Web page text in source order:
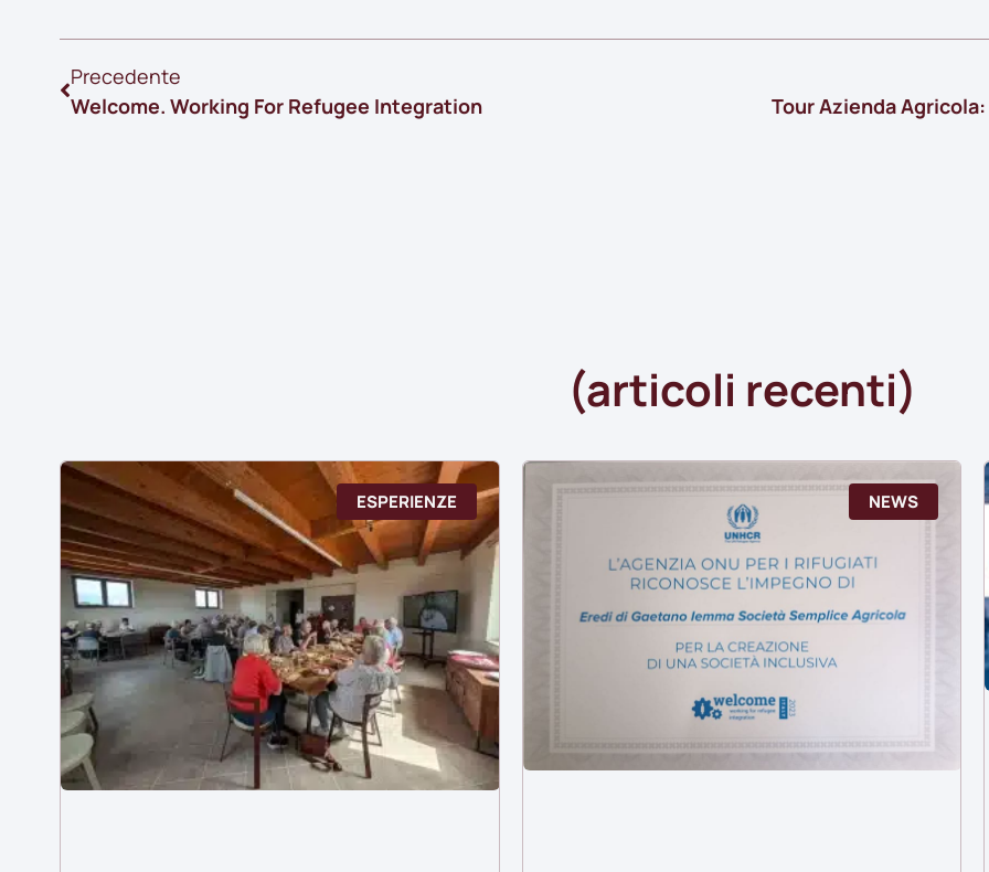
Precedente
Welcome. Working For Refugee Integration
Tour Azienda
(articoli recenti)
ESPERIENZE NEWS